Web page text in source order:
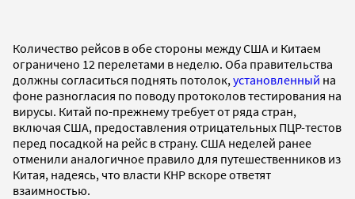
Количество рейсов в обе стороны между США и Китаем
ограничено 12 перелетами в неделю. Оба правительства
должны согласиться поднять потолок, установленный на
фоне разногласия по поводу протоколов тестирования на
вирусы. Китай по-прежнему требует от ряда стран,
включая США, предоставления отрицательных ПЦР-тестов
перед посадкой на рейс в страну. США неделей ранее
отменили аналогичное правило для путешественников из
Китая, надеясь, что власти КНР вскоре ответят
взаимностью.